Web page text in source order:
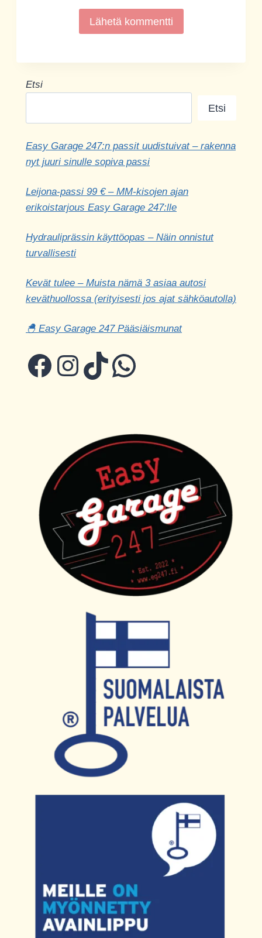
Etsi
Etsi
Easy Garage 247:n passit uudistuivat – rakenna
nyt juuri sinulle sopiva passi
Leijona-passi 99 € – MM-kisojen ajan
erikoistarjous Easy Garage 247:lle
Hydrauliprässin käyttöopas – Näin onnistut
turvallisesti
Kevät tulee – Muista nämä 3 asiaa autosi
keväthuollossa (erityisesti jos ajat sähköautolla)
🐣 Easy Garage 247 Pääsiäismunat
Facebook
Instagram
TikTok
WhatsApp